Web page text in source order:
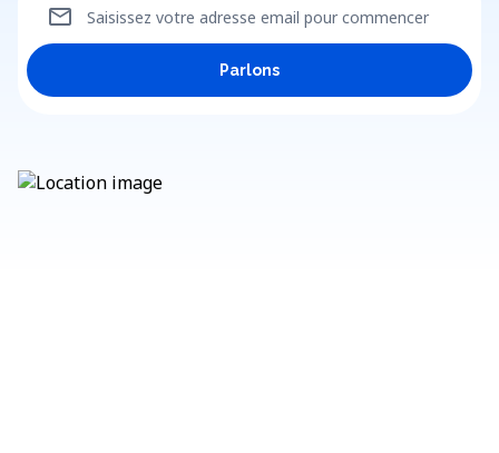
Saisissez votre adresse email pour commencer
mail
Parlons